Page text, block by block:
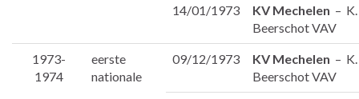
14/01/1973 KV Mechelen – K.
Beerschot VAV
1973-
1974
eerste
nationale
09/12/1973 KV Mechelen – K.
Beerschot VAV